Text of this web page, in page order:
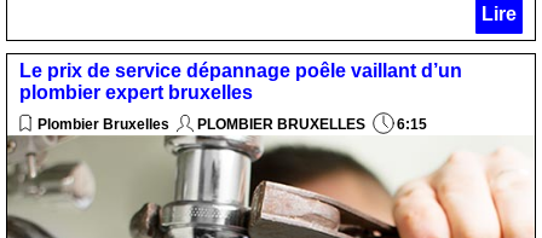
Lire
Le prix de service dépannage poêle vaillant d’un
plombier expert bruxelles
Plombier Bruxelles PLOMBIER BRUXELLES 6:15